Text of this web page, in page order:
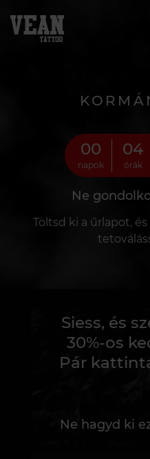
00
napok
04
órák
Ne
Töltsd ki a űrlapot,
Siess, és
30%-os
Pár
Ne hagyd ki